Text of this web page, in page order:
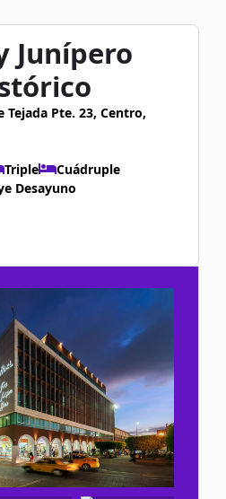
Junípero
Tejada Pte. 23, Centro,
Triple
Cuádruple
Desayuno